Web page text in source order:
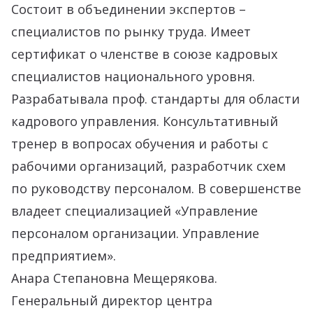
Состоит в объединении экспертов –
специалистов по рынку труда. Имеет
сертификат о членстве в союзе кадровых
специалистов национального уровня.
Разрабатывала проф. стандарты для области
кадрового управления. Консультативный
тренер в вопросах обучения и работы с
рабочими организаций, разработчик схем
по руководству персоналом. В совершенстве
владеет специализацией «Управление
персоналом организации. Управление
предприятием».
Анара Степановна Мещерякова.
Генеральный директор центра